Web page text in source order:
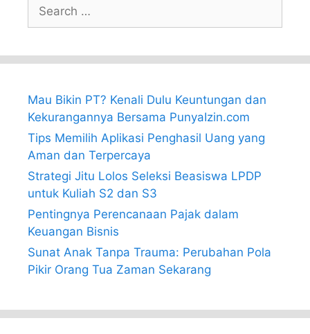
for:
Mau Bikin PT? Kenali Dulu Keuntungan dan
Kekurangannya Bersama PunyaIzin.com
Tips Memilih Aplikasi Penghasil Uang yang
Aman dan Terpercaya
Strategi Jitu Lolos Seleksi Beasiswa LPDP
untuk Kuliah S2 dan S3
Pentingnya Perencanaan Pajak dalam
Keuangan Bisnis
Sunat Anak Tanpa Trauma: Perubahan Pola
Pikir Orang Tua Zaman Sekarang